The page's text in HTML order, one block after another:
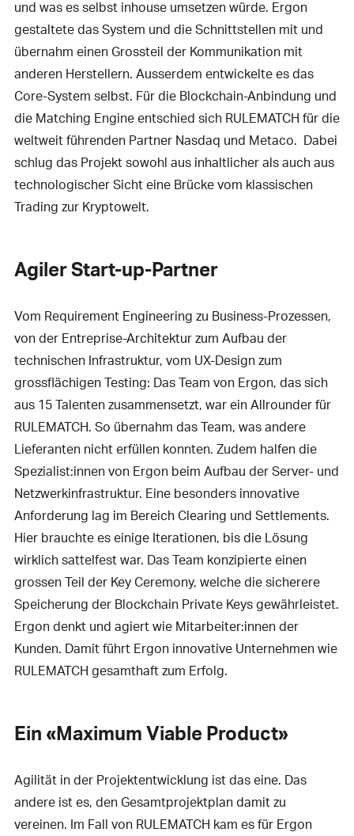
und was es selbst inhouse umsetzen würde. Ergon
gestaltete das System und die Schnittstellen mit und
übernahm einen Grossteil der Kommunikation mit
anderen Herstellern. Ausserdem entwickelte es das
Core-System selbst. Für die Blockchain-Anbindung und
die Matching Engine entschied sich RULEMATCH für die
weltweit führenden Partner Nasdaq und Metaco. Dabei
schlug das Projekt sowohl aus inhaltlicher als auch aus
technologischer Sicht eine Brücke vom klassischen
Trading zur Kryptowelt.
Agiler Start-up-Partner
Vom Requirement Engineering zu Business-Prozessen,
von der Entreprise-Architektur zum Aufbau der
technischen Infrastruktur, vom UX-Design zum
grossflächigen Testing: Das Team von Ergon, das sich
aus 15 Talenten zusammensetzt, war ein Allrounder für
RULEMATCH. So übernahm das Team, was andere
Lieferanten nicht erfüllen konnten. Zudem halfen die
Spezialist:innen von Ergon beim Aufbau der Server- und
Netzwerkinfrastruktur. Eine besonders innovative
Anforderung lag im Bereich Clearing und Settlements.
Hier brauchte es einige Iterationen, bis die Lösung
wirklich sattelfest war. Das Team konzipierte einen
grossen Teil der Key Ceremony, welche die sicherere
Speicherung der Blockchain Private Keys gewährleistet.
Ergon denkt und agiert wie Mitarbeiter:innen der
Kunden. Damit führt Ergon innovative Unternehmen wie
RULEMATCH gesamthaft zum Erfolg.
Ein «Maximum Viable Product»
Agilität in der Projektentwicklung ist das eine. Das
andere ist es, den Gesamtprojektplan damit zu
vereinen. Im Fall von RULEMATCH kam es für Ergon